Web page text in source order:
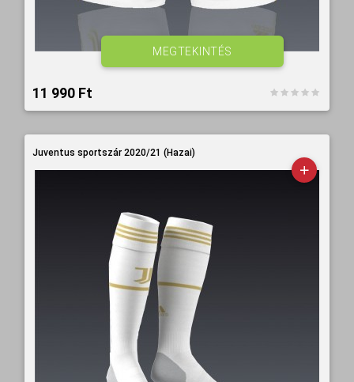
11 990 Ft‎
MEGTEKINTÉS
Juventus sportszár 2020/21 (Hazai)